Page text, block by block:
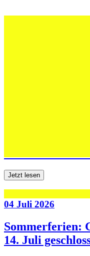
Jetzt lesen
04 Juli 2026
Sommerferien:
14. Juli